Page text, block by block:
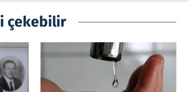
çekebilir